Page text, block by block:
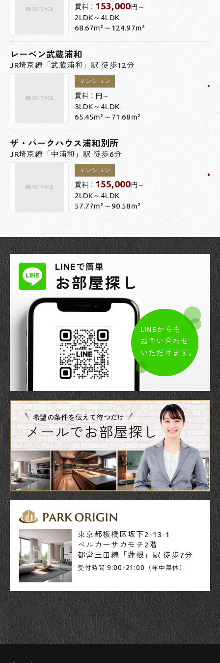
賃料： 153,000円～
2LDK～4LDK
68.67m²～124.97m²
レーベン武蔵浦和
JR埼京線「武蔵浦和」駅 徒歩12分
マンション
賃料： 円～
3LDK～4LDK
65.45m²～71.68m²
ザ・パークハウス浦和別所
JR埼京線「中浦和」駅 徒歩6分
マンション
賃料： 155,000円～
2LDK～4LDK
57.77m²～90.58m²
LINEで簡単
お部屋探し
LINEからも
お問い合わせ
いただけます。
希望の条件を伝えて待つだけ
メールでお部屋探し
東京都板橋区坂下2-13-1
ベルカーサカモチ2階
都営三田線「蓮根」駅 徒歩7分
受付時間 9:00-21:00 （年中無休）